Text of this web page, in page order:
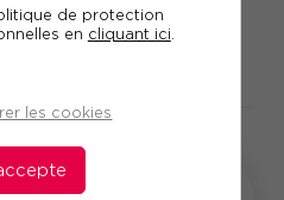
de protection
en cliquant ici
les cookies